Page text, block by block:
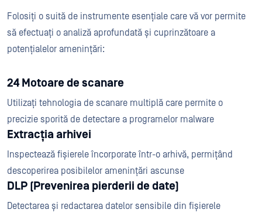
Folosiți o suită de instrumente esențiale care vă vor permite
să efectuați o analiză aprofundată și cuprinzătoare a
potențialelor amenințări:
24 Motoare de scanare
Utilizați tehnologia de scanare multiplă care permite o
precizie sporită de detectare a programelor malware
Extracția arhivei
Inspectează fișierele încorporate într-o arhivă, permițând
descoperirea posibilelor amenințări ascunse
DLP (Prevenirea pierderii de date)
Detectarea și redactarea datelor sensibile din fișierele